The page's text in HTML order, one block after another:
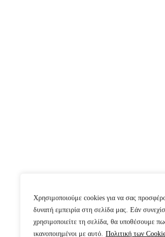
Χρησιμοποιούμε cookies για να σας
δυνατή εμπειρία στη σελίδα μας. Εάν
χρησιμοποιείτε τη σελίδα, θα υποθέσουμε
ικανοποιημένοι με αυτό. Πολιτική των